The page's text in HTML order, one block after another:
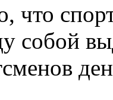
что
собой